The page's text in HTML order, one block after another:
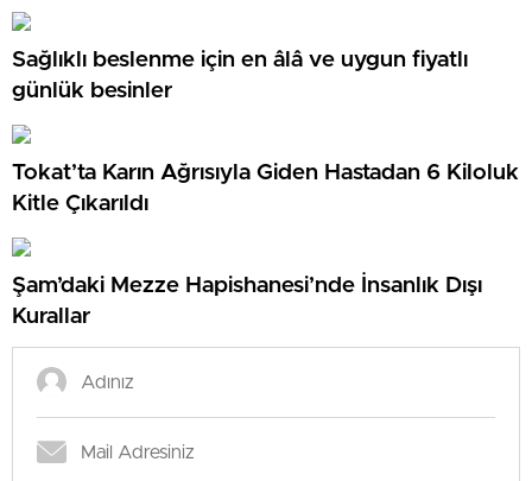
Sağlıklı beslenme için en âlâ ve uygun fiyatlı
günlük besinler
Tokat’ta Karın Ağrısıyla Giden Hastadan 6 Kiloluk
Kitle Çıkarıldı
Şam’daki Mezze Hapishanesi’nde İnsanlık Dışı
Kurallar